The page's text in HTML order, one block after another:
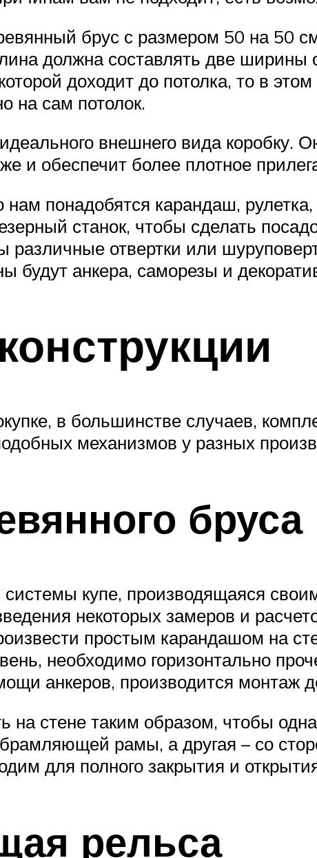
брус с размером 50 на 50
должна составлять две ширины
доходит до потолка, то в
на сам потолок.
внешнего вида коробку.
и обеспечит более плотное
нам понадобятся карандаш,
станок, чтобы сделать
различные отвертки или
будут анкера, саморезы и
в большинстве случаев,
механизмов у разных
бруса
купе, производящаяся
некоторых замеров и
простым карандашом на
необходимо горизонтально
анкеров, производится монтаж
на стене таким образом, чтобы
рамы, а другая – со
для полного закрытия и
рельса